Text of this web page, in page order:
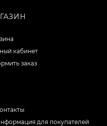
кабинет
заказ
для покупателей